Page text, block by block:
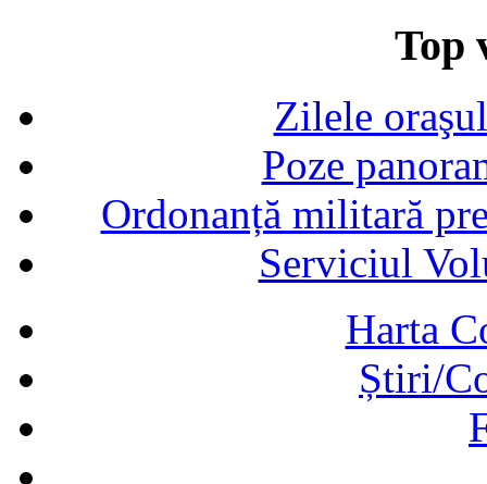
Top
Zilele
Poze
Ordonanță militară
Serviciul
Harta
Știri/